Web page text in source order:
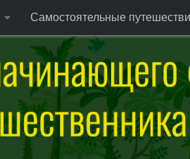
Самостоятельные